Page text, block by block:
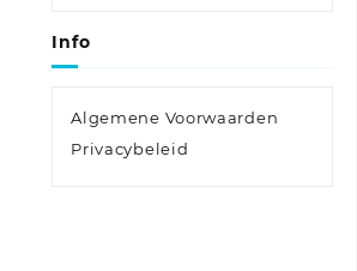
Info
Algemene Voorwaarden
Privacybeleid